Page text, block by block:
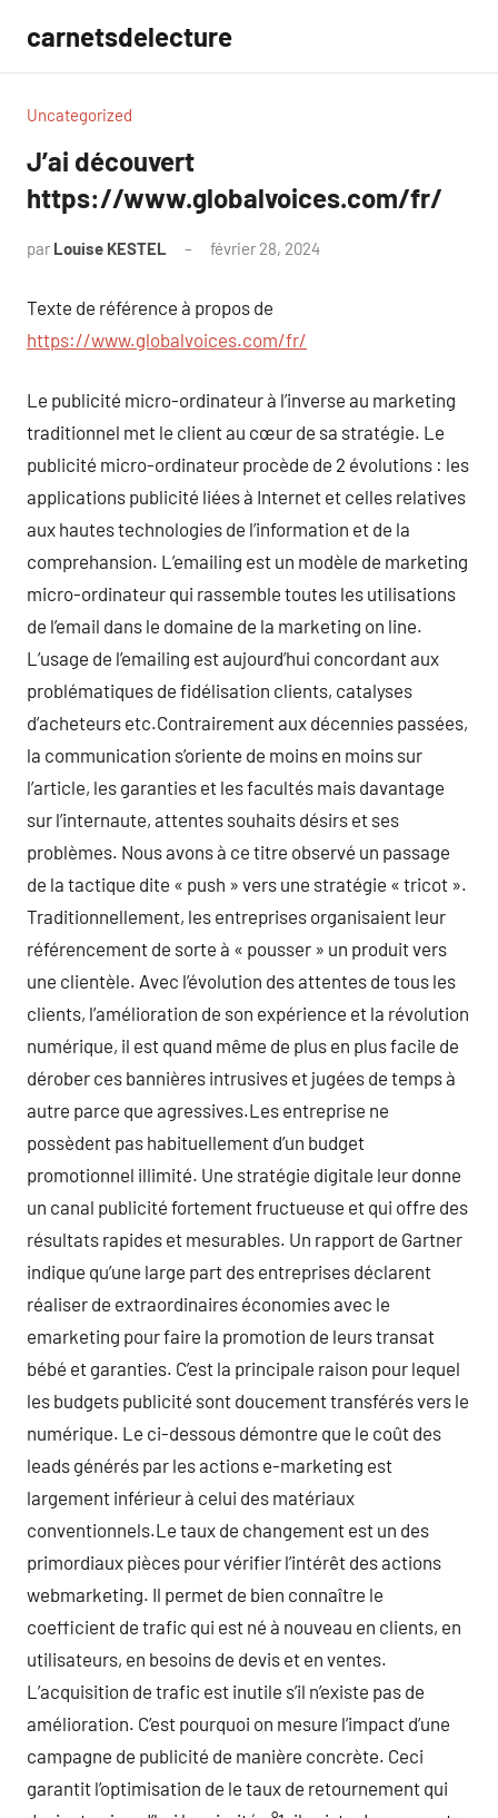
contenu
carnetsdelecture
Uncategorized
J’ai découvert
https://www.globalvoices.com/fr/
par Louise KESTEL février 28, 2024
Texte de référence à propos de
https://www.globalvoices.com/fr/
Le publicité micro-ordinateur à l’inverse au marketing
traditionnel met le client au cœur de sa stratégie. Le
publicité micro-ordinateur procède de 2 évolutions : les
applications publicité liées à Internet et celles relatives
aux hautes technologies de l’information et de la
comprehansion. L’emailing est un modèle de marketing
micro-ordinateur qui rassemble toutes les utilisations
de l’email dans le domaine de la marketing on line.
L’usage de l’emailing est aujourd’hui concordant aux
problématiques de fidélisation clients, catalyses
d’acheteurs etc.Contrairement aux décennies passées,
la communication s’oriente de moins en moins sur
l’article, les garanties et les facultés mais davantage
sur l’internaute, attentes souhaits désirs et ses
problèmes. Nous avons à ce titre observé un passage
de la tactique dite « push » vers une stratégie « tricot ».
Traditionnellement, les entreprises organisaient leur
référencement de sorte à « pousser » un produit vers
une clientèle. Avec l’évolution des attentes de tous les
clients, l’amélioration de son expérience et la révolution
numérique, il est quand même de plus en plus facile de
dérober ces bannières intrusives et jugées de temps à
autre parce que agressives.Les entreprise ne
possèdent pas habituellement d’un budget
promotionnel illimité. Une stratégie digitale leur donne
un canal publicité fortement fructueuse et qui offre des
résultats rapides et mesurables. Un rapport de Gartner
indique qu’une large part des entreprises déclarent
réaliser de extraordinaires économies avec le
emarketing pour faire la promotion de leurs transat
bébé et garanties. C’est la principale raison pour lequel
les budgets publicité sont doucement transférés vers le
numérique. Le ci-dessous démontre que le coût des
leads générés par les actions e-marketing est
largement inférieur à celui des matériaux
conventionnels.Le taux de changement est un des
primordiaux pièces pour vérifier l’intérêt des actions
webmarketing. Il permet de bien connaître le
coefficient de trafic qui est né à nouveau en clients, en
utilisateurs, en besoins de devis et en ventes.
L’acquisition de trafic est inutile s’il n’existe pas de
amélioration. C’est pourquoi on mesure l’impact d’une
campagne de publicité de manière concrète. Ceci
garantit l’optimisation de le taux de retournement qui